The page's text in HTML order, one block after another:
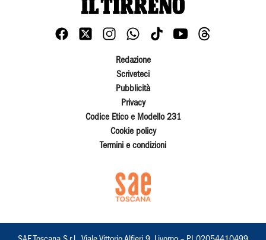
Redazione
Scriveteci
Pubblicità
Privacy
Codice Etico e Modello 231
Cookie policy
Termini e condizioni